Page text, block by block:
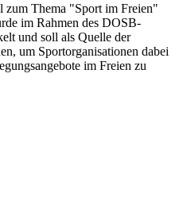
zum Thema "Sport im Freien"
im Rahmen des DOSB-
und soll als Quelle der
um Sportorganisationen dabei
im Freien zu